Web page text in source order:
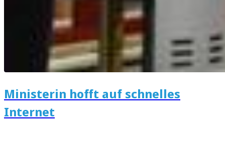
Ministerin hofft auf schnelles
Internet